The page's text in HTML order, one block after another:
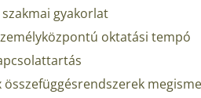
gyakorlat
oktatási tempó